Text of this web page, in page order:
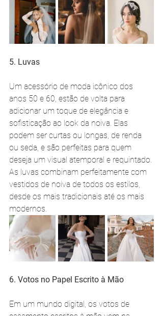
5. Luvas
Um acessório de moda icônico dos
anos 50 e 60, estão de volta para
adicionar um toque de elegância e
sofisticação ao look da noiva. Elas
podem ser curtas ou longas, de renda
ou seda, e são perfeitas para quem
deseja um visual atemporal e requintado.
As luvas combinam perfeitamente com
vestidos de noiva de todos os estilos,
desde os mais tradicionais até os mais
modernos.
6. Votos no Papel Escrito à Mão
Em um mundo digital, os votos de